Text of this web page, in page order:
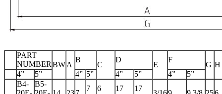
PART
NUMBER BWA
B
C
D
E
F
G H
4”
5” 4” 5” 4” 5” 4” 5”
B4-
B5-
7
6
17
17